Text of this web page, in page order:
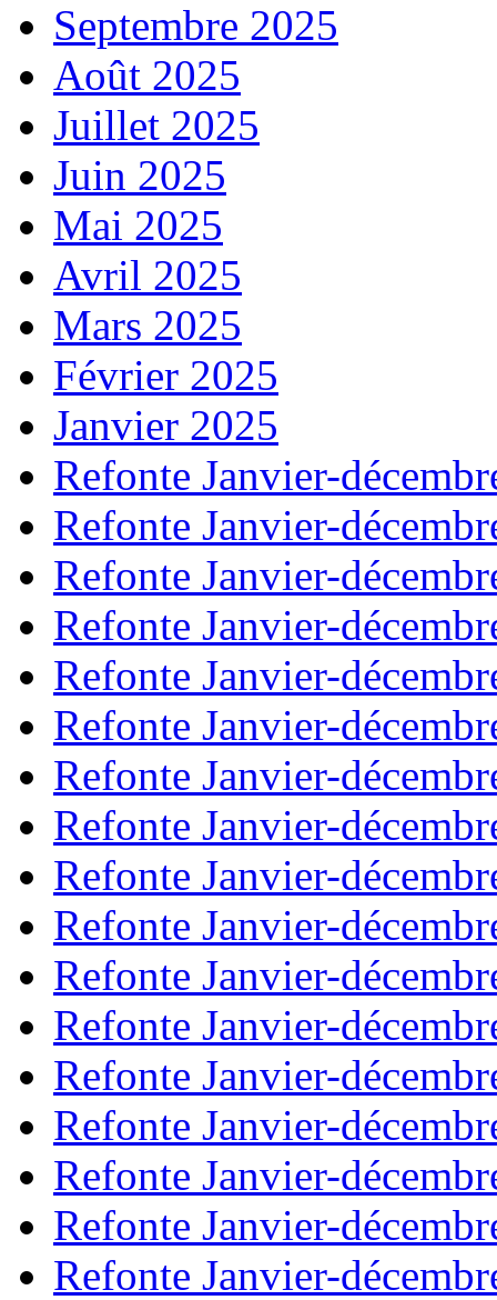
Septembre 2025
Août 2025
Juillet 2025
Juin 2025
Mai 2025
Avril 2025
Mars 2025
Février 2025
Janvier 2025
Refonte Janvier-
Refonte Janvier-
Refonte Janvier-
Refonte Janvier-
Refonte Janvier-
Refonte Janvier-
Refonte Janvier-
Refonte Janvier-
Refonte Janvier-
Refonte Janvier-
Refonte Janvier-
Refonte Janvier-
Refonte Janvier-
Refonte Janvier-
Refonte Janvier-
Refonte Janvier-
Refonte Janvier-